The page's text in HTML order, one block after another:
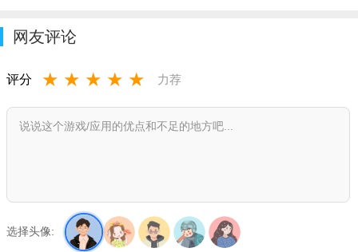
网友评论
评分 ★ ★ ★ ★ ★ 力荐
选择头像: